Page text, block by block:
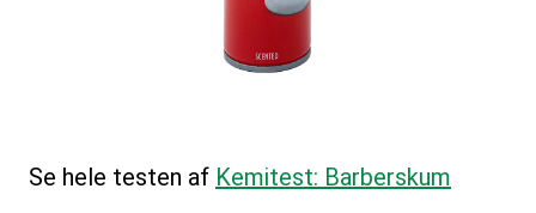
Se hele testen af Kemitest: Barberskum